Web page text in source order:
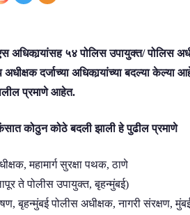
५४ पोलिस उपायुक्त/ पोलिस
दर्जाच्या अधिकार्‍यांच्या बदल्या केल्या
प्रमाणे आहेत.
कोठुन कोठे बदली झाली हे पुढील प्रमाणे
महामार्ग सुरक्षा पथक, ठाणे
ते पोलीस उपायुक्त, बृहन्मुंबई)
बृहन्मुंबई पोलीस अधीक्षक, नागरी संरक्षण,